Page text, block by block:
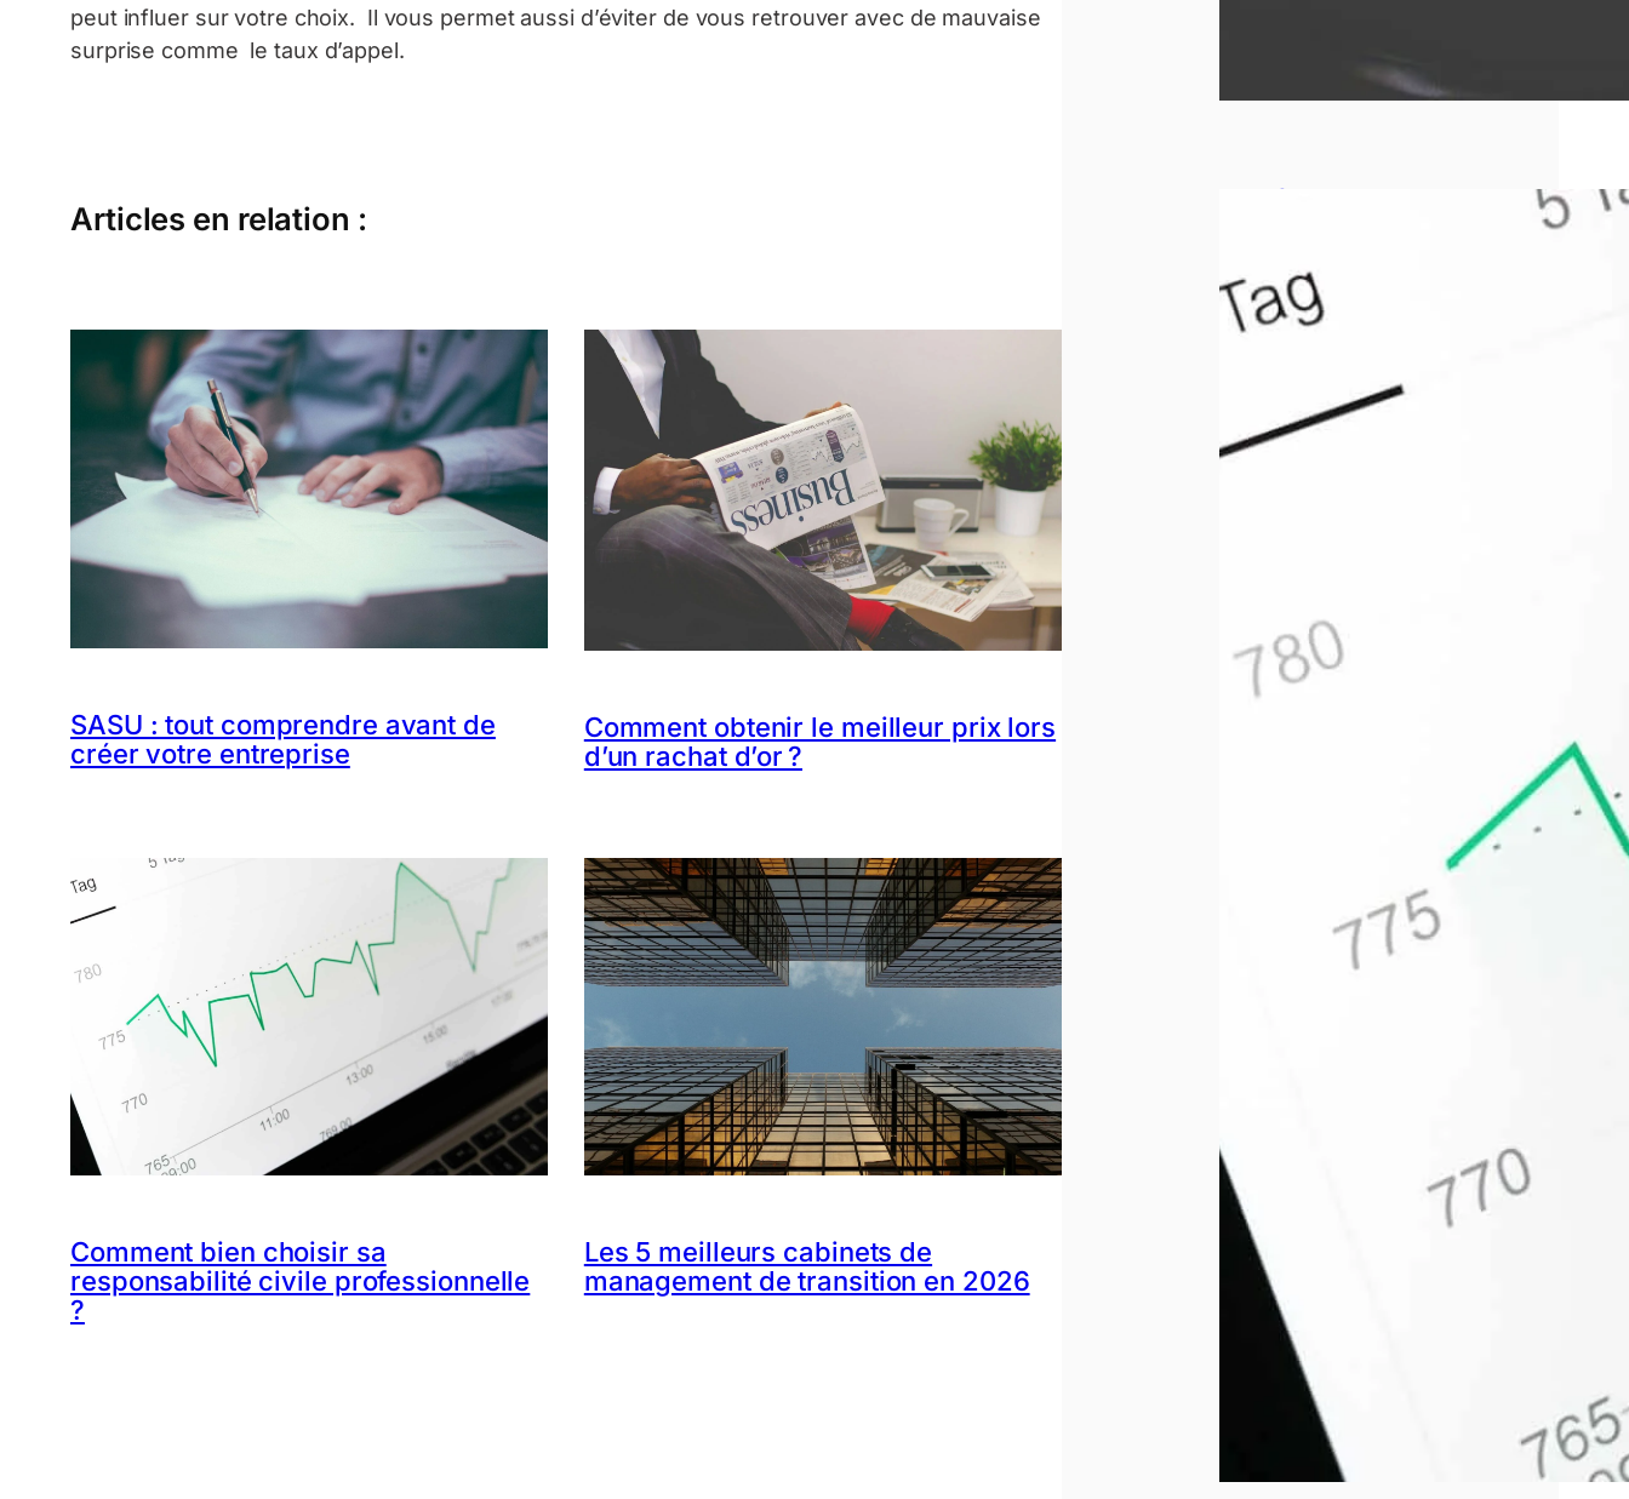
peut influer sur votre choix. Il vous permet aussi d’éviter de vous retrouver avec de mauvaise
surprise comme le taux d’appel.
Articles en relation :
SASU : tout comprendre avant de
créer votre entreprise
Comment obtenir le meilleur prix lors
d’un rachat d’or ?
Comment bien choisir sa
responsabilité civile professionnelle
?
Les 5 meilleurs cabinets de
management de transition en 2026
Comment
responsabili
té civile
professionn